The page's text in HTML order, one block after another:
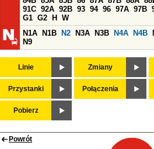
91C 92A 92B 93 94 96 97A 97B
G1 G2 H
W
N1A
N1B N2 N3A N3B N4A N4B
N9
Linie Zmiany
Przystanki Połączenia
Pobierz
Powrót